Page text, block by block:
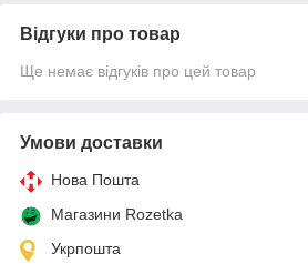
Відгуки про товар
Ще немає відгуків про цей товар
Умови доставки
Нова Пошта
Магазини Rozetka
Укрпошта